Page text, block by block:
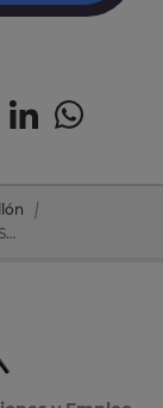
Convocatoria de 3 plazas: Oposiciones de Trabajo Social en Vall D'uixó, La (Castellón)